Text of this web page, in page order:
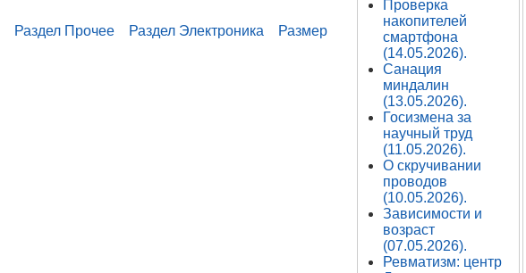
Раздел Прочее Раздел Электроника
Размер
Проверка
накопителей
смартфона
(14.05.2026).
Санация
миндалин
(13.05.2026).
Госизмена за
научный труд
(11.05.2026).
О скручивании
проводов
(10.05.2026).
Зависимости и
возраст
(07.05.2026).
Ревматизм: центр